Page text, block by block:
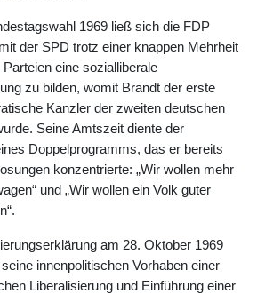
1969 ließ sich die FDP
der SPD trotz einer knappen Mehrheit
Parteien eine sozialliberale
zu bilden, womit Brandt der erste
Kanzler der zweiten deutschen
Seine Amtszeit diente der
Doppelprogramms, das er bereits
konzentrierte: „Wir wollen mehr
und „Wir wollen ein Volk guter
am 28. Oktober 1969
innenpolitischen Vorhaben einer
Liberalisierung und Einführung einer